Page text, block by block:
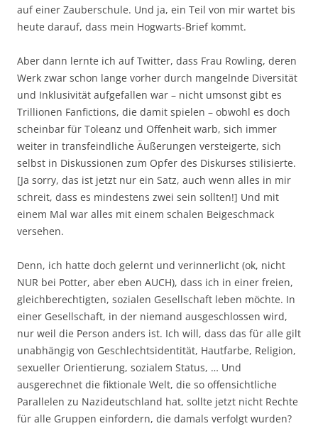
auf einer Zauberschule. Und ja, ein Teil von mir wartet bis
heute darauf, dass mein Hogwarts-Brief kommt.
Aber dann lernte ich auf Twitter, dass Frau Rowling, deren
Werk zwar schon lange vorher durch mangelnde Diversität
und Inklusivität aufgefallen war – nicht umsonst gibt es
Trillionen Fanfictions, die damit spielen – obwohl es doch
scheinbar für Toleanz und Offenheit warb, sich immer
weiter in transfeindliche Äußerungen versteigerte, sich
selbst in Diskussionen zum Opfer des Diskurses stilisierte.
[Ja sorry, das ist jetzt nur ein Satz, auch wenn alles in mir
schreit, dass es mindestens zwei sein sollten!] Und mit
einem Mal war alles mit einem schalen Beigeschmack
versehen.
Denn, ich hatte doch gelernt und verinnerlicht (ok, nicht
NUR bei Potter, aber eben AUCH), dass ich in einer freien,
gleichberechtigten, sozialen Gesellschaft leben möchte. In
einer Gesellschaft, in der niemand ausgeschlossen wird,
nur weil die Person anders ist. Ich will, dass das für alle gilt
unabhängig von Geschlechtsidentität, Hautfarbe, Religion,
sexueller Orientierung, sozialem Status, … Und
ausgerechnet die fiktionale Welt, die so offensichtliche
Parallelen zu Nazideutschland hat, sollte jetzt nicht Rechte
für alle Gruppen einfordern, die damals verfolgt wurden?